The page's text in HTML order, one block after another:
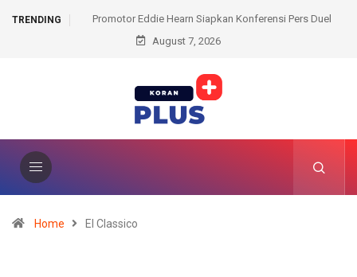
TRENDINGKonferensi Pers Duel
Modus Pakai Atribut Polisi, Pencuri Susu di
August 7, 2026
Home El Classico